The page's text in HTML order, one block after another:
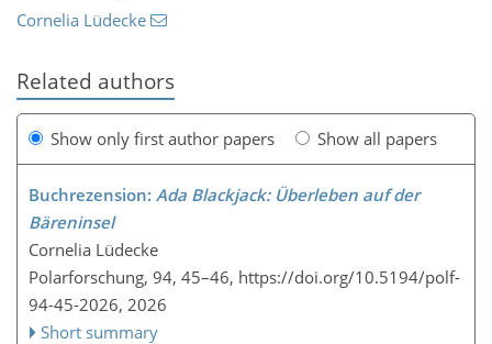
Cornelia Lüdecke
Related authors
Show only first author papers Show all papers
Buchrezension: Ada Blackjack: Überleben auf der
Bäreninsel
Cornelia Lüdecke
Polarforschung, 94, 45–46, https://doi.org/10.5194/polf-
94-45-2026, 2026
Short summary